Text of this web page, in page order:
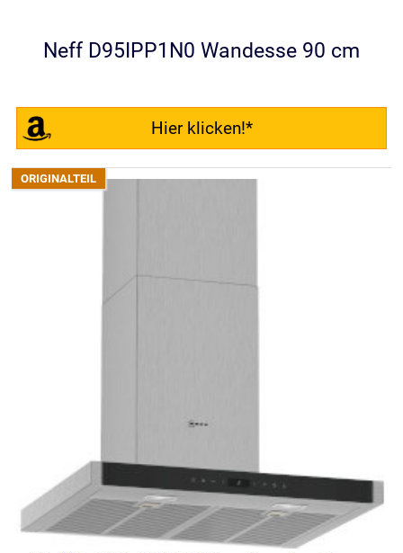
Neff D95IPP1N0 Wandesse 90 cm
Hier klicken!*